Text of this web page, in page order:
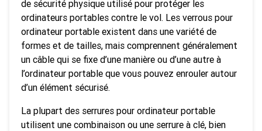
de sécurité physique utilisé pour protéger les
ordinateurs portables contre le vol. Les verrous pour
ordinateur portable existent dans une variété de
formes et de tailles, mais comprennent généralement
un câble qui se fixe d’une manière ou d’une autre à
l’ordinateur portable que vous pouvez enrouler autour
d’un élément sécurisé.
La plupart des serrures pour ordinateur portable
utilisent une combinaison ou une serrure à clé, bien